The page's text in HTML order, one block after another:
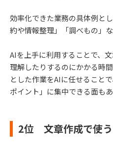
効率化できた業務の具体例と
約や情報整理」「調べもの」
AIを上手に利用することで、
理解したりするのにかかる時
とした作業をAIに任せること
ポイント」に集中できる面も
2位 文章作成で使